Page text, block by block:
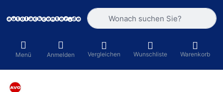
Geben Sie einen Suchbegriff ein.
Menü Anmelden Vergleichen Wunschliste Warenkorb